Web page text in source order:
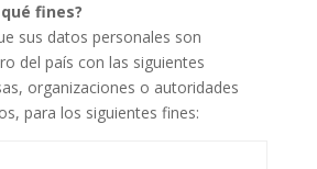
fines?
sus datos personales son
del país con las siguientes
organizaciones o autoridades
para los siguientes fines: